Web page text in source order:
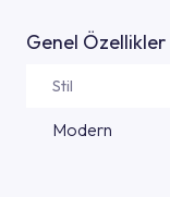
Genel Özellikler
Stil
Modern